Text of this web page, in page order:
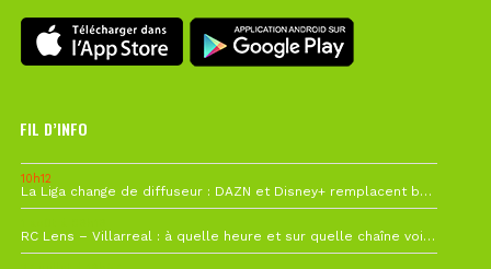
FIL D’INFO
10h12
La Liga change de diffuseur : DAZN et Disney+ remplacent beIN Sports !
RC Lens – Villarreal : à quelle heure et sur quelle chaîne voir la finale de la Como Cup ?